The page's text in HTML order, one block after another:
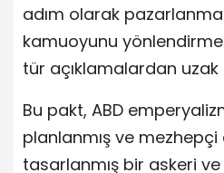
adım olarak
kamuoyunu
tür açıklamalardan uzak
Bu pakt, ABD
planlanmış ve mezhepçi
tasarlanmış bir askeri